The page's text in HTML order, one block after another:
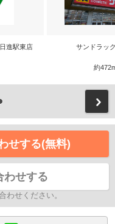
進駅東店 サンドラッ
約
せする(無料)
わせする
わせください。